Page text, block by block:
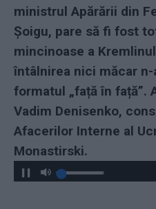
ministrul Apărării din
Șoigu, pare să fi fost
mincinoase a
întâlnirea nici măcar
formatul „față în față”.
Vadim Denisenko,
Afacerilor Interne al
Monastirski.